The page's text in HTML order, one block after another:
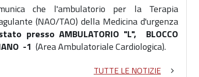
che l'ambulatorio per la Terapia
(NAO/TAO) della Medicina d'urgenza
presso AMBULATORIO "L", BLOCCO
-1 (Area Ambulatoriale Cardiologica).
TUTTE LE NOTIZIE